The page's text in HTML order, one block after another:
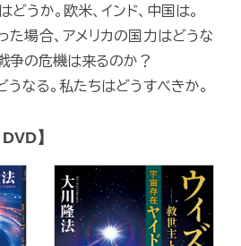
うか。欧米、インド、中国は。
場合、アメリカの国力はどうな
争の危機は来るのか？
なる。私たちはどうすべきか。
】